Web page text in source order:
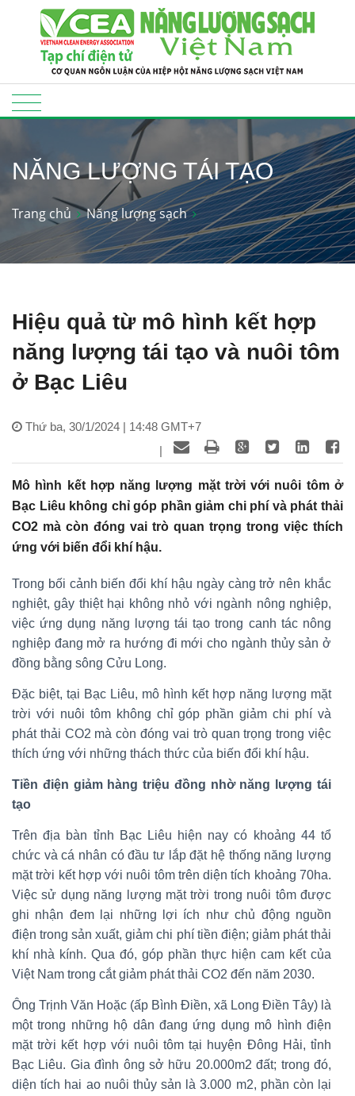
NĂNG LƯỢNG TÁI TẠO
Trang chủ Năng lượng sạch
Hiệu quả từ mô hình kết hợp
năng lượng tái tạo và nuôi tôm
ở Bạc Liêu
Thứ ba, 30/1/2024 | 14:48 GMT+7
|
Mô hình kết hợp năng lượng mặt trời với nuôi tôm ở
Bạc Liêu không chỉ góp phần giảm chi phí và phát thải
CO2 mà còn đóng vai trò quan trọng trong việc thích
ứng với biến đổi khí hậu.
Trong bối cảnh biến đổi khí hậu ngày càng trở nên khắc
nghiệt, gây thiệt hại không nhỏ với ngành nông nghiệp,
việc ứng dụng năng lượng tái tạo trong canh tác nông
nghiệp đang mở ra hướng đi mới cho ngành thủy sản ở
đồng bằng sông Cửu Long.
Đặc biệt, tại Bạc Liêu, mô hình kết hợp năng lượng mặt
trời với nuôi tôm không chỉ góp phần giảm chi phí và
phát thải CO2 mà còn đóng vai trò quan trọng trong việc
thích ứng với những thách thức của biến đổi khí hậu.
Tiền điện giảm hàng triệu đồng nhờ năng lượng tái
tạo
Trên địa bàn tỉnh Bạc Liêu hiện nay có khoảng 44 tổ
chức và cá nhân có đầu tư lắp đặt hệ thống năng lượng
mặt trời kết hợp với nuôi tôm trên diện tích khoảng 70ha.
Việc sử dụng năng lượng mặt trời trong nuôi tôm được
ghi nhận đem lại những lợi ích như chủ động nguồn
điện trong sản xuất, giảm chi phí tiền điện; giảm phát thải
khí nhà kính. Qua đó, góp phần thực hiện cam kết của
Việt Nam trong cắt giảm phát thải CO2 đến năm 2030.
Ông Trịnh Văn Hoặc (ấp Bình Điền, xã Long Điền Tây) là
một trong những hộ dân đang ứng dụng mô hình điện
mặt trời kết hợp với nuôi tôm tại huyện Đông Hải, tỉnh
Bạc Liêu. Gia đình ông sở hữu 20.000m2 đất; trong đó,
diện tích hai ao nuôi thủy sản là 3.000 m2, phần còn lại